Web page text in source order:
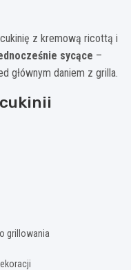
z kremową ricottą i
sycące –
głównym daniem z grilla.
grillowania